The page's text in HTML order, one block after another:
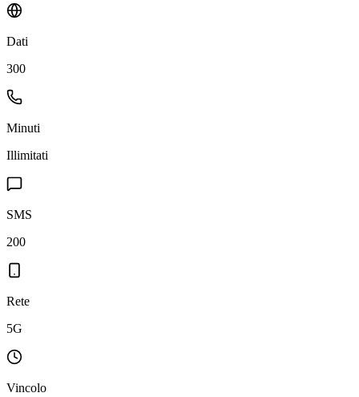
Dati
300
Minuti
Illimitati
SMS
200
Rete
5G
Vincolo